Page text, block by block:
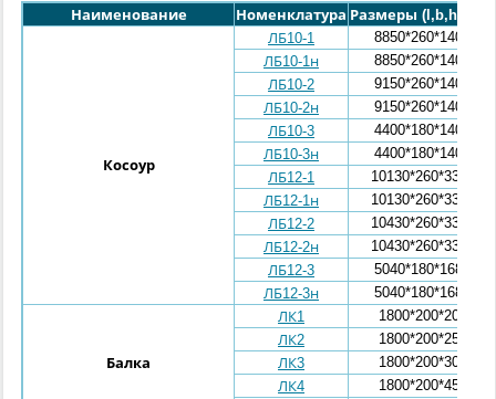
Наименование Номенклатура Размеры (l,b,h), мм
Косоур
ЛБ10-1
8850*260*1400
ЛБ10-1н
8850*260*1400
ЛБ10-2
9150*260*1400
ЛБ10-2н
9150*260*1400
ЛБ10-3
4400*180*1400
ЛБ10-3н
4400*180*1400
ЛБ12-1
10130*260*3360
ЛБ12-1н
10130*260*3360
ЛБ12-2
10430*260*3360
ЛБ12-2н
10430*260*3360
ЛБ12-3
5040*180*1680
ЛБ12-3н
5040*180*1680
Балка
ЛК1
1800*200*200
ЛК2
1800*200*250
ЛК3
1800*200*300
ЛК4
1800*200*450